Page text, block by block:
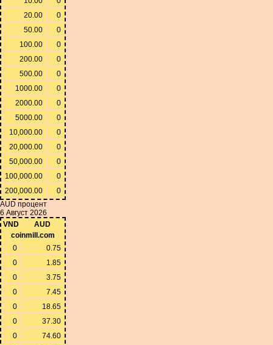
20.00
0
50.00
0
100.00
0
200.00
0
500.00
0
1000.00
0
2000.00
0
5000.00
0
10,000.00
0
20,000.00
0
50,000.00
0
100,000.00
0
200,000.00
0
AUD процент
6 Август 2026
VND
AUD
coinmill.com
0
0.75
0
1.85
0
3.75
0
7.45
0
18.65
0
37.30
0
74.60